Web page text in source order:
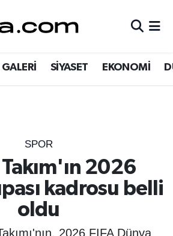
SİYASET EKONOMİ
SPOR
2026
kadrosu belli
oldu
2026 FIFA Dünya